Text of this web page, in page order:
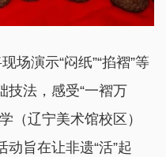
场演示“闷纸”“掐褶”等
技法，感受“一褶万
（辽宁美术馆校区）
旨在让非遗“活”起